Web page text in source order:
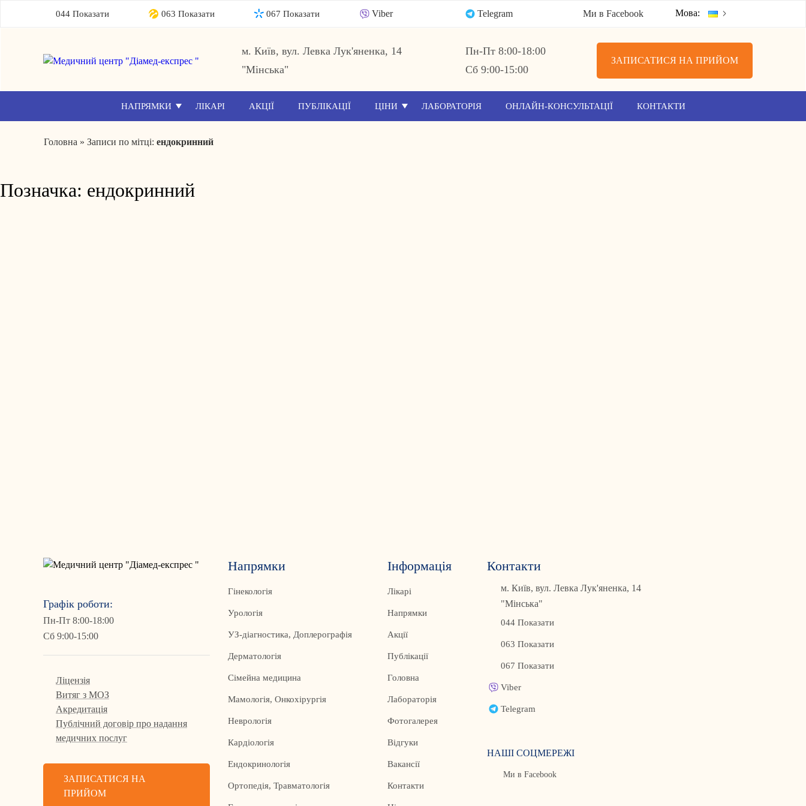
044 Показати 063 Показати 067 Показати Viber Telegram Ми в Facebook Мова:
м. Київ, вул. Левка Лук'яненка, 14
Пн-Пт 8:00-18:00
"Мінська"
Сб 9:00-15:00
ЗАПИСАТИСЯ НА ПРИЙОМ
НАПРЯМКИ ЛІКАРІ АКЦІЇ ПУБЛІКАЦІЇ ЦІНИ ЛАБОРАТОРІЯ ОНЛАЙН-КОНСУЛЬТАЦІЇ КОНТАКТИ
Головна » Записи по мітці: ендокринний
Позначка: ендокринний
Графік роботи:
Пн-Пт 8:00-18:00
Сб 9:00-15:00
Ліцензія
Витяг з МОЗ
Акредитація
Публічний договір про надання
медичних послуг
ЗАПИСАТИСЯ НА
ПРИЙОМ
Напрямки
Гінекологія
Урологія
УЗ-діагностика, Доплерографія
Дерматологія
Сімейна медицина
Мамологія, Онкохірургія
Неврологія
Кардіологія
Ендокринологія
Ортопедія, Травматологія
Інформація
Лікарі
Напрямки
Акції
Публікації
Головна
Лабораторія
Фотогалерея
Відгуки
Вакансії
Контакти
Контакти
м. Київ, вул. Левка Лук'яненка, 14
"Мінська"
044 Показати
063 Показати
067 Показати
Viber
Telegram
НАШІ СОЦМЕРЕЖІ
Ми в Facebook